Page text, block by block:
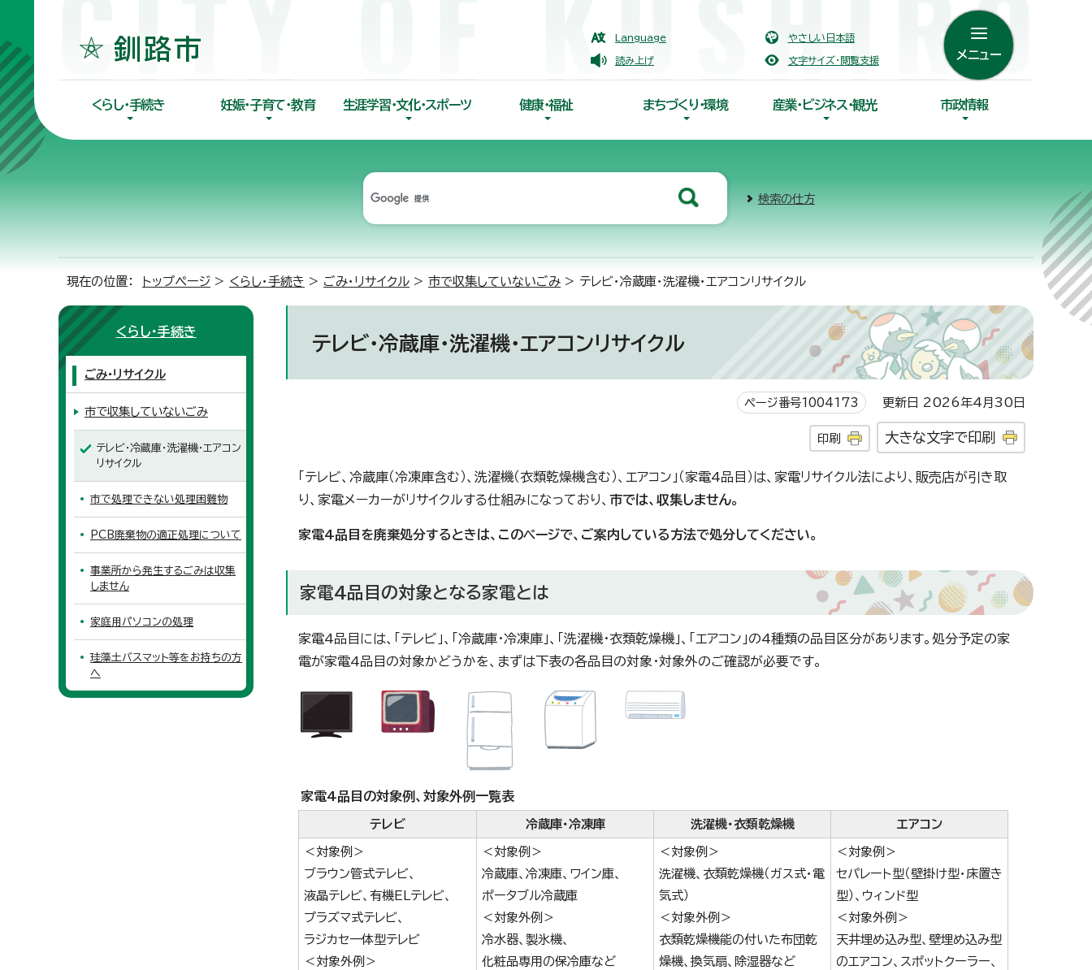
Language やさしい日本語
読み上げ 文字サイズ・閲覧支援 メニュー
くらし・手続き 妊娠・子育て・教育 生涯学習・文化・スポーツ 健康・福祉 まちづくり・環境 産業・ビジネス・観光 市政情報
検索の仕方
現在の位置： トップページ > くらし・手続き > ごみ・リサイクル > 市で収集していないごみ > テレビ・冷蔵庫・洗濯機・エアコンリサイクル
テレビ・冷蔵庫・洗濯機・エアコンリサイクル
ページ番号1004173 更新日 2026年4月30日
印刷 大きな文字で印刷
「テレビ、冷蔵庫（冷凍庫含む）、洗濯機（衣類乾燥機含む）、エアコン」（家電4品目）は、家電リサイクル法により、販売店が引き取
り、家電メーカーがリサイクルする仕組みになっており、 市では、収集しません。
家電4品目を廃棄処分するときは、このページで、ご案内している方法で処分してください。
家電4品目の対象となる家電とは
家電4品目には、「テレビ」、「冷蔵庫・冷凍庫」、「洗濯機・衣類乾燥機」、「エアコン」の4種類の品目区分があります。処分予定の家
電が家電4品目の対象かどうかを、まずは下表の各品目の対象・対象外のご確認が必要です。
家電4品目の対象例、対象外例一覧表
テレビ 冷蔵庫・冷凍庫 洗濯機・衣類乾燥機 エアコン
＜対象例＞
ブラウン管式テレビ、
液晶テレビ、有機ELテレビ、
プラズマ式テレビ、
ラジカセ一体型テレビ
＜対象外例＞
＜対象例＞
冷蔵庫、冷凍庫、ワイン庫、
ポータブル冷蔵庫
＜対象外例＞
冷水器、製氷機、
化粧品専用の保冷庫など
＜対象例＞
洗濯機、衣類乾燥機（ガス式・電
気式）
＜対象外例＞
衣類乾燥機能の付いた布団乾
燥機、換気扇、除湿器など
＜対象例＞
セパレート型（壁掛け型・床置き
型）、ウィンド型
＜対象外例＞
天井埋め込み型、壁埋め込み型
のエアコン、スポットクーラー、
くらし・手続き
ごみ・リサイクル
市で収集していないごみ
テレビ・冷蔵庫・洗濯機・エアコン
リサイクル
市で処理できない処理困難物
PCB廃棄物の適正処理について
事業所から発生するごみは収集
しません
家庭用パソコンの処理
珪藻土バスマット等をお持ちの方
へ